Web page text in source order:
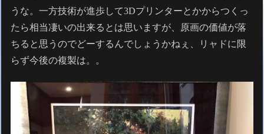
うな。一方技術が進歩して3Dプリンターとかからつくっ
たら相当凄いの出来るとは思いますが、原画の価値が落
ちると思うのでどーするんでしょうかねぇ、リャドに限
らず今後の複製は。。